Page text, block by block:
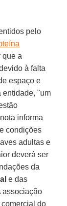
pelo
que a
à falta
espaço e
entidade, "um
informa
condições
adultas e
deverá ser
da
e das
associação
do